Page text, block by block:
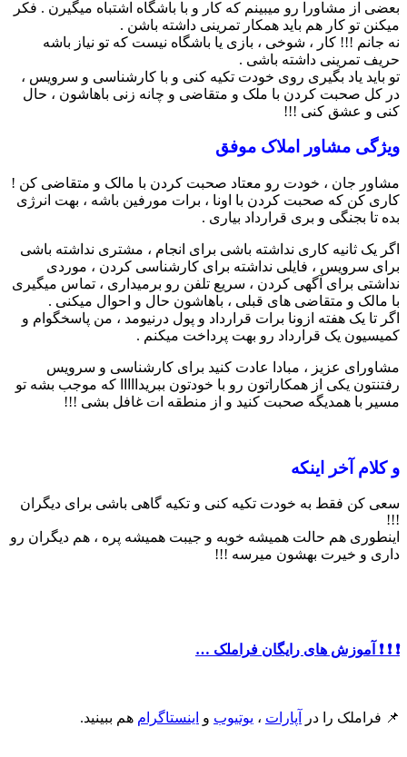
بعضی از مشاورا رو میبینم که کار و با باشگاه اشتباه میگیرن . فکر
میکنن تو کار هم باید همکار تمرینی داشته باشن .
نه جانم !!! کار ، شوخی ، بازی یا باشگاه نیست که تو نیاز باشه
حریف تمرینی داشته باشی .
تو باید یاد بگیری روی خودت تکیه کنی و با کارشناسی و سرویس ،
در کل صحبت کردن با ملک و متقاضی و چانه زنی باهاشون ، حال
کنی و عشق کنی !!!
ویژگی مشاور املاک موفق
مشاور جان ، خودت رو معتاد صحبت کردن با مالک و متقاضی کن !
کاری کن که صحبت کردن با اونا ، برات مورفین باشه ، بهت انرژی
بده تا بجنگی و بری قرارداد بیاری .
اگر یک ثانیه کاری نداشته باشی برای انجام ، مشتری نداشته باشی
برای سرویس ، فایلی نداشته برای کارشناسی کردن ، موردی
نداشتی برای آگهی کردن ، سریع تلفن رو برمیداری ، تماس میگیری
با مالک و متقاضی های قبلی ، باهاشون حال و احوال میکنی .
اگر تا یک هفته ازونا برات قرارداد و پول درنیومد ، من پاسخگوام و
کمیسیون یک قرارداد رو بهت پرداخت میکنم .
مشاورای عزیز ، مبادا عادت کنید برای کارشناسی و سرویس
رفتنتون یکی از همکاراتون رو با خودتون ببریدااااا که موجب بشه تو
مسیر با همدیگه صحبت کنید و از منطقه ات غافل بشی !!!
و کلام آخر اینکه
سعی کن فقط به خودت تکیه کنی و تکیه گاهی باشی برای دیگران
!!!
اینطوری هم حالت همیشه خوبه و جیبت همیشه پره ، هم دیگران رو
داری و خیرت بهشون میرسه !!!
❗️ ❗️ ❗️ آموزش های رایگان فراملک …
📌 فراملک را در آپارات ، یوتیوب و اینستاگرام هم ببینید.